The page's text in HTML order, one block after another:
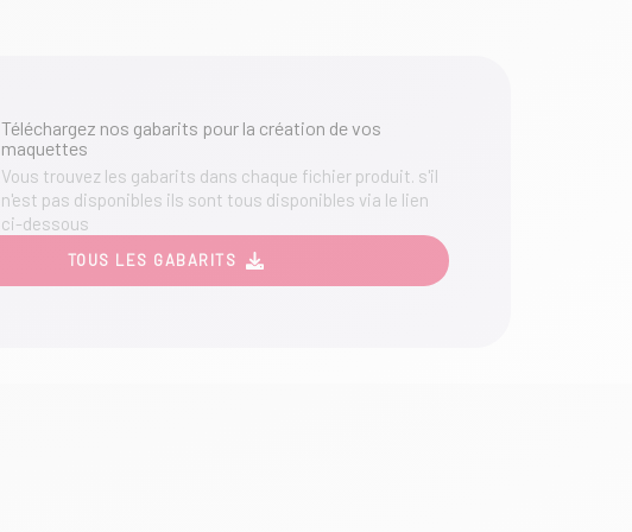
produit
Téléchargez nos gabarits pour la création de vos
maquettes
Vous trouvez les gabarits dans chaque fichier produit. s'il
n'est pas disponibles ils sont tous disponibles via le lien
ci-dessous
TOUS LES GABARITS